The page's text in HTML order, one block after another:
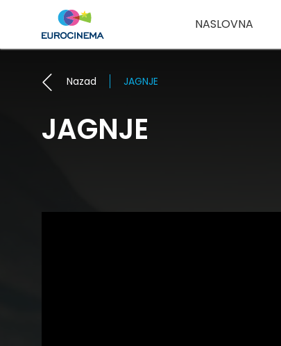
NASLOVNA
Nazad JAGNJE
JAGNJE